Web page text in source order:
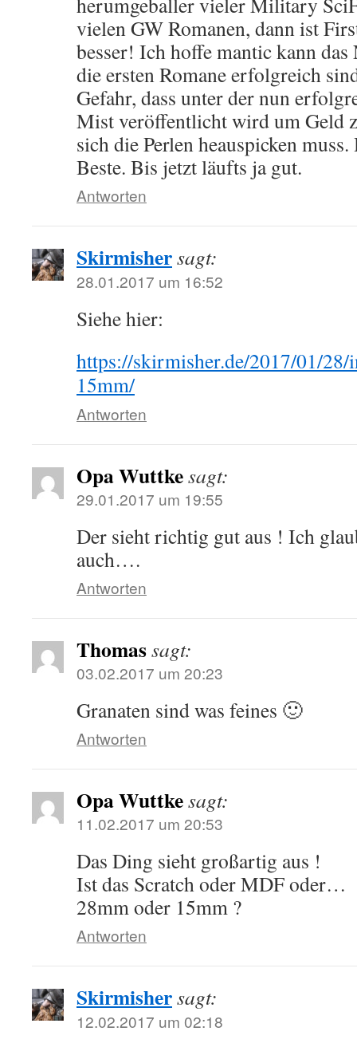
vielen GW Romanen, dann ist
besser! Ich hoffe mantic kann
die ersten Romane erfolgreich
Gefahr, dass unter der nun
Mist veröffentlicht wird um Geld
sich die Perlen heauspicken
Beste. Bis jetzt läufts ja gut.
Antworten
Skirmishersagt:
28.01.2017 um 16:52
Siehe hier:
https://skirmisher.de/2017/01/
15mm/
Antworten
Opa Wuttkesagt:
29.01.2017 um 19:55
Der sieht richtig gut aus ! Ich
auch….
Antworten
Thomassagt:
03.02.2017 um 20:23
Granaten sind was feines 🙂
Antworten
Opa Wuttkesagt:
11.02.2017 um 20:53
Das Ding sieht großartig aus !
Ist das Scratch oder MDF oder…
28mm oder 15mm ?
Antworten
Skirmishersagt:
12.02.2017 um 02:18